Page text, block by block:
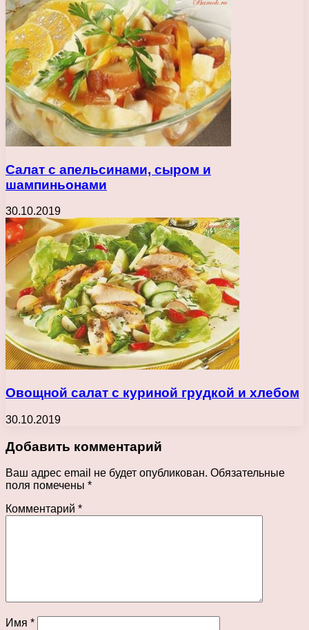
Салат с апельсинами, сыром и
шампиньонами
30.10.2019
Овощной салат с куриной грудкой и хлебом
30.10.2019
Добавить комментарий
Ваш адрес email не будет опубликован. Обязательные
поля помечены *
Комментарий *
Имя *